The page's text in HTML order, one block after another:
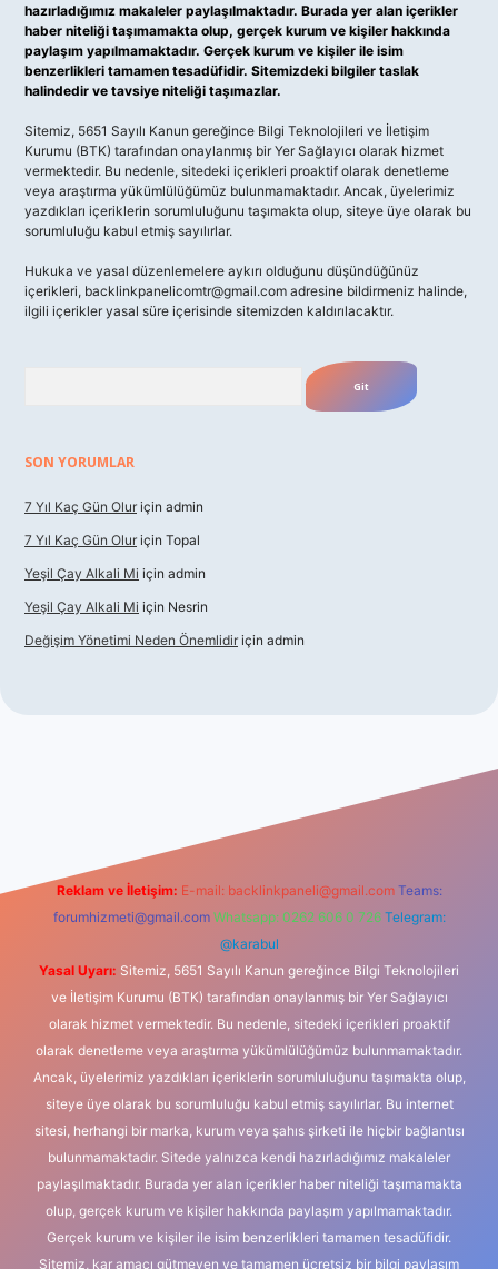
hazırladığımız makaleler paylaşılmaktadır. Burada yer alan içerikler
haber niteliği taşımamakta olup, gerçek kurum ve kişiler hakkında
paylaşım yapılmamaktadır. Gerçek kurum ve kişiler ile isim
benzerlikleri tamamen tesadüfidir. Sitemizdeki bilgiler taslak
halindedir ve tavsiye niteliği taşımazlar.
Sitemiz, 5651 Sayılı Kanun gereğince Bilgi Teknolojileri ve İletişim
Kurumu (BTK) tarafından onaylanmış bir Yer Sağlayıcı olarak hizmet
vermektedir. Bu nedenle, sitedeki içerikleri proaktif olarak denetleme
veya araştırma yükümlülüğümüz bulunmamaktadır. Ancak, üyelerimiz
yazdıkları içeriklerin sorumluluğunu taşımakta olup, siteye üye olarak bu
sorumluluğu kabul etmiş sayılırlar.
Hukuka ve yasal düzenlemelere aykırı olduğunu düşündüğünüz
içerikleri, backlinkpanelicomtr@gmail.com adresine bildirmeniz halinde,
ilgili içerikler yasal süre içerisinde sitemizden kaldırılacaktır.
SON YORUMLAR
7 Yıl Kaç Gün Olur için admin
7 Yıl Kaç Gün Olur için Topal
Yeşil Çay Alkali Mi için admin
Yeşil Çay Alkali Mi için Nesrin
Değişim Yönetimi Neden Önemlidir için admin
Reklam ve İletişim: E-mail: backlinkpaneli@gmail.com Teams:
forumhizmeti@gmail.com Whatsapp: 0262 606 0 726 Telegram:
@karabul
Yasal Uyarı: Sitemiz, 5651 Sayılı Kanun gereğince Bilgi Teknolojileri
ve İletişim Kurumu (BTK) tarafından onaylanmış bir Yer Sağlayıcı
olarak hizmet vermektedir. Bu nedenle, sitedeki içerikleri proaktif
olarak denetleme veya araştırma yükümlülüğümüz bulunmamaktadır.
Ancak, üyelerimiz yazdıkları içeriklerin sorumluluğunu taşımakta olup,
siteye üye olarak bu sorumluluğu kabul etmiş sayılırlar. Bu internet
sitesi, herhangi bir marka, kurum veya şahıs şirketi ile hiçbir bağlantısı
bulunmamaktadır. Sitede yalnızca kendi hazırladığımız makaleler
paylaşılmaktadır. Burada yer alan içerikler haber niteliği taşımamakta
olup, gerçek kurum ve kişiler hakkında paylaşım yapılmamaktadır.
Gerçek kurum ve kişiler ile isim benzerlikleri tamamen tesadüfidir.
Sitemiz, kar amacı gütmeyen ve tamamen ücretsiz bir bilgi paylaşım